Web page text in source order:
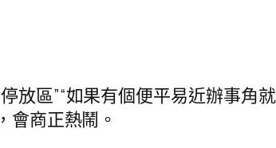
放區”“如果有個便平易近辦事角
會商正熱鬧。